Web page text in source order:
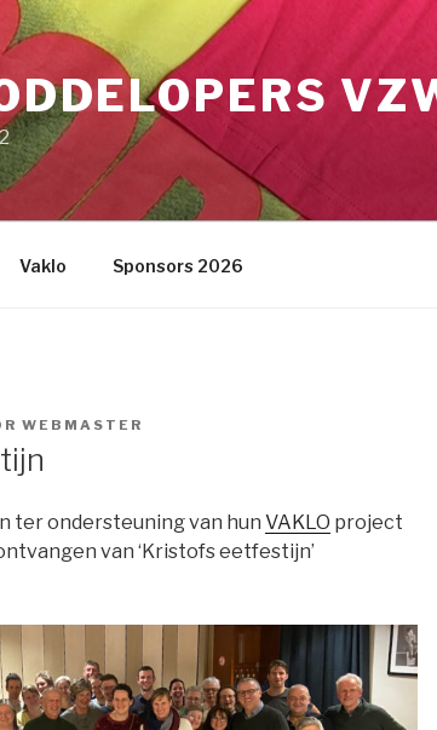
Vaklo Sponsors 2026
WEBMASTER
ter ondersteuning van hun VAKLO project
van ‘Kristofs eetfestijn’